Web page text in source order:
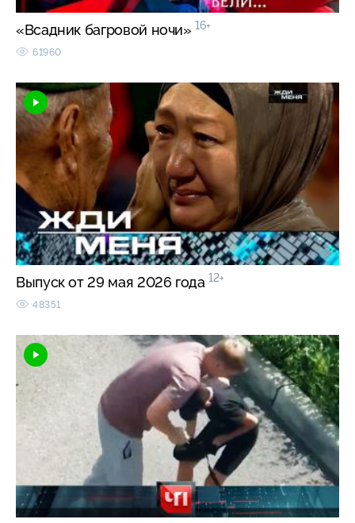
«Всадник багровой ночи» 16+
61960
Выпуск от 29 мая 2026 года 12+
48351